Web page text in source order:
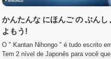
かんたんな にほんご の ぶんし
よもう!
O " Kantan Nihongo " é tudo escrito
Tem 2 nível de Japonês para você